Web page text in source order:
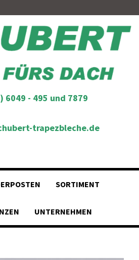
6049 - 495 und 7879
trapezbleche.de
SORTIMENT
UNTERNEHMEN